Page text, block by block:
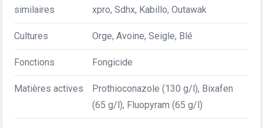
similaires
xpro, Sdhx, Kabillo, Outawak
Cultures Orge, Avoine, Seigle, Blé
Fonctions Fongicide
Matières actives
Prothioconazole (130 g/l), Bixafen
(65 g/l), Fluopyram (65 g/l)